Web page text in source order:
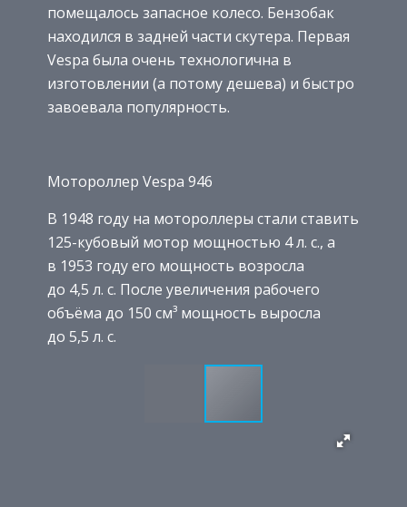
помещалось запасное колесо. Бензобак
находился в задней части скутера. Первая
Vespa была очень технологична в
изготовлении (а потому дешева) и быстро
завоевала популярность.
Мотороллер Vespa 946
В 1948 году на мотороллеры стали ставить
125-кубовый мотор мощностью 4 л. с., а
в 1953 году его мощность возросла
до 4,5 л. с. После увеличения рабочего
объёма до 150 см³ мощность выросла
до 5,5 л. с.